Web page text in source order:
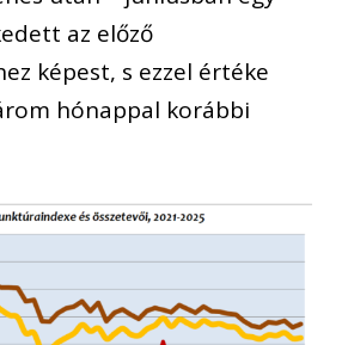
az előző
képest, s ezzel értéke
hónappal korábbi